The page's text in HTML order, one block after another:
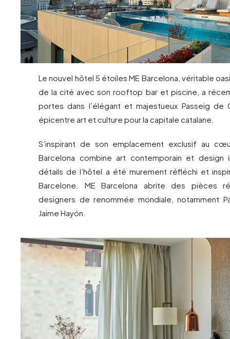
Le nouvel hôtel 5 étoiles ME Barcelona, véritable
de la cité avec son rooftop bar et piscine, a
portes dans l’élégant et majestueux Passeig de
épicentre art et culture pour la capitale catalane.
S’inspirant de son emplacement exclusif au
Barcelona combine art contemporain et design
détails de l’hôtel a été murement réfléchi et
Barcelone. ME Barcelona abrite des pièces
designers de renommée mondiale, notamment
Jaime Hayón.